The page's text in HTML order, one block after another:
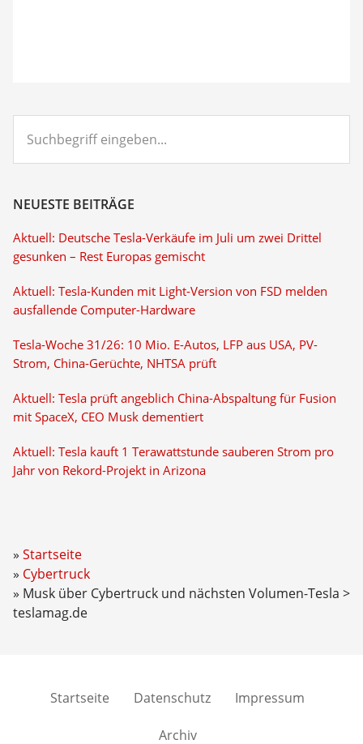
eingeben...
NEUESTE BEITRÄGE
Aktuell: Deutsche Tesla-Verkäufe im Juli um zwei Drittel
gesunken – Rest Europas gemischt
Aktuell: Tesla-Kunden mit Light-Version von FSD melden
ausfallende Computer-Hardware
Tesla-Woche 31/26: 10 Mio. E-Autos, LFP aus USA, PV-
Strom, China-Gerüchte, NHTSA prüft
Aktuell: Tesla prüft angeblich China-Abspaltung für Fusion
mit SpaceX, CEO Musk dementiert
Aktuell: Tesla kauft 1 Terawattstunde sauberen Strom pro
Jahr von Rekord-Projekt in Arizona
Startseite
Cybertruck
Musk über Cybertruck und nächsten Volumen-Tesla >
teslamag.de
Startseite Datenschutz Impressum
Archiv